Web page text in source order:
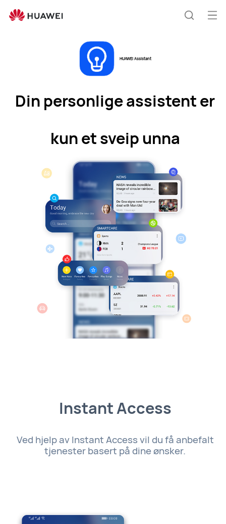
Assistant
HUAWEI Assistant
Din personlige assistent er
kun et sveip unna
Instant Access
Ved hjelp av Instant Access vil du få anbefalt
tjenester basert på dine ønsker.